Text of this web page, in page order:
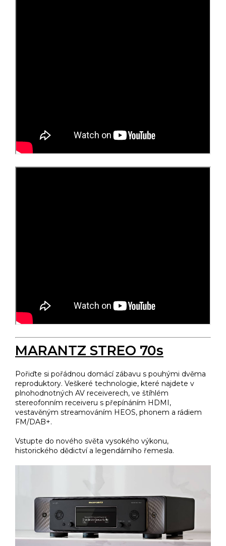
MARANTZ STREO 70s
Pořiďte si pořádnou domácí zábavu s pouhými dvěma
reproduktory. Veškeré technologie, které najdete v
plnohodnotných AV receiverech, ve štíhlém
stereofonním receiveru s přepínáním HDMI,
vestavěným streamováním HEOS, phonem a rádiem
FM/DAB+.
Vstupte do nového světa vysokého výkonu,
historického dědictví a legendárního řemesla.